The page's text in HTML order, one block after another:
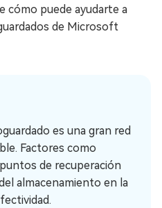
cómo puede ayudarte a
de Microsoft
es una gran red
Factores como
de recuperación
almacenamiento en la